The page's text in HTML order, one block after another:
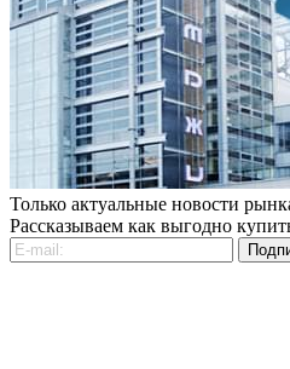
Только актуальные новости
Рассказываем как выгодно